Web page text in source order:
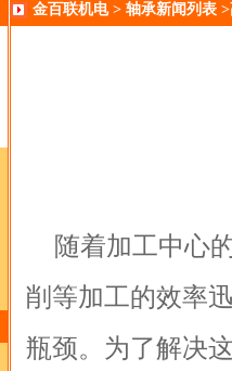
金百联机电> 轴承新闻列表
随着加工中心
削等加工的效率
瓶颈。为了解决